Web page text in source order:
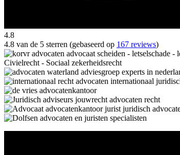
4.8
4.8 van de 5 sterren (gebaseerd op 167 reviews)